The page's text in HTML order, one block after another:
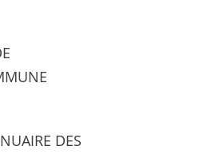
DES